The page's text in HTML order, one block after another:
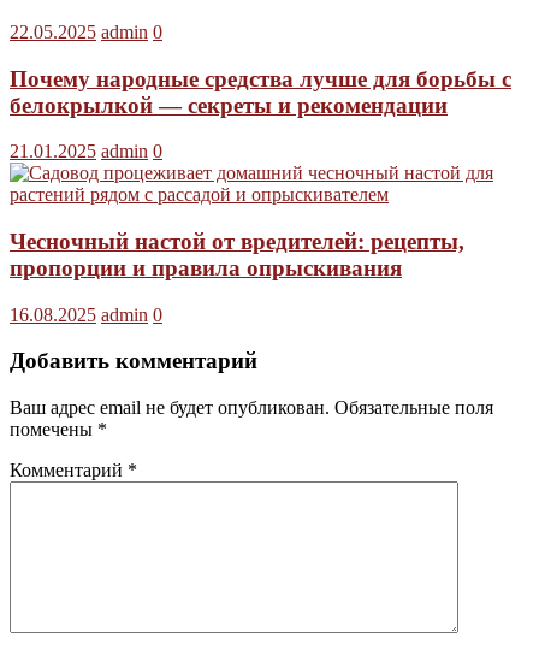
22.05.2025 admin 0
Почему народные средства лучше для борьбы с
белокрылкой — секреты и рекомендации
21.01.2025 admin 0
Чесночный настой от вредителей: рецепты,
пропорции и правила опрыскивания
16.08.2025 admin 0
Добавить комментарий
Ваш адрес email не будет опубликован. Обязательные поля
помечены *
Комментарий *